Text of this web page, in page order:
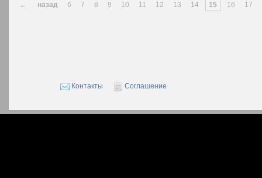
← назад 6 7 8 9 10 11 12 13 14 15 16 17
Контакты Соглашение